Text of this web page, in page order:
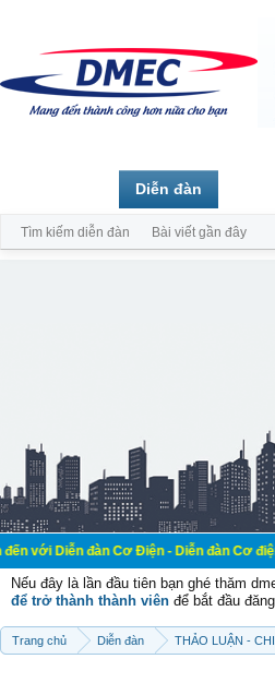
đàn Cơ Điện - Diễn đàn Cơ điện là nơi
Nếu đây là lần đầu tiên bạn ghé thăm
để trở thành thành viên để bắt đầu
Trang chủ Diễn đàn THẢO LUẬN -
Diễn đàn
Tìm kiếm diễn đàn Bài viết gần đây